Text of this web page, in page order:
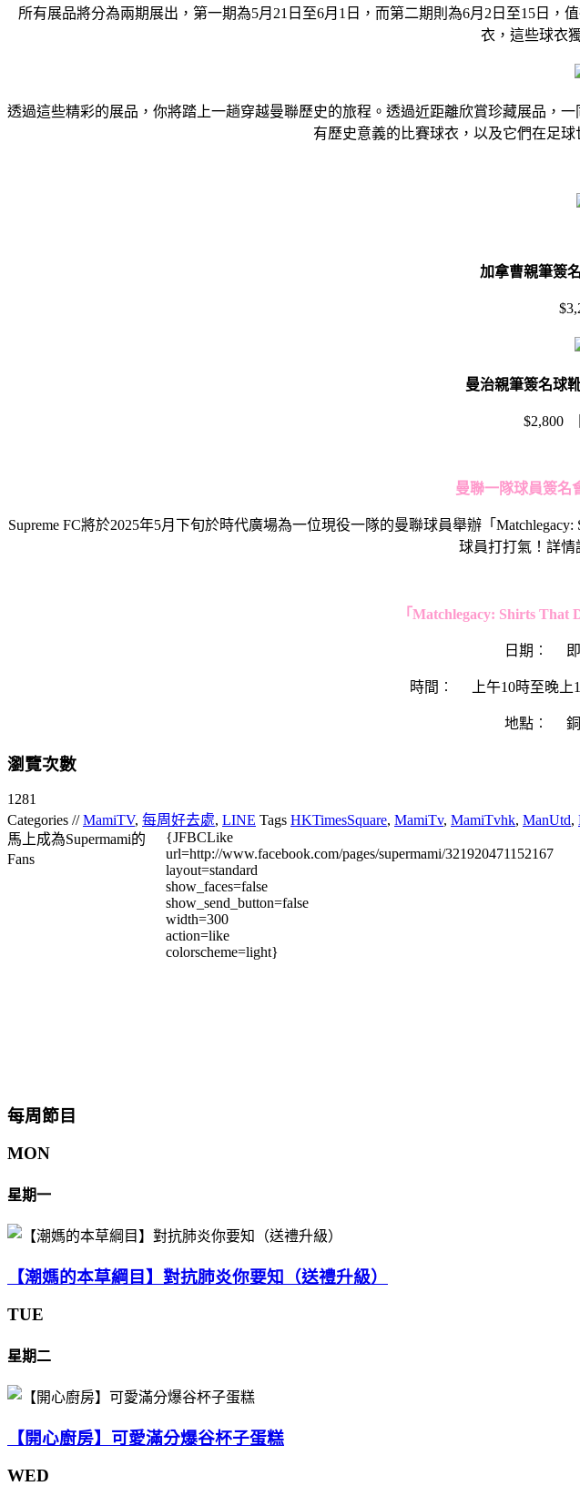
所有展品將分為兩期展出，第一期為5月21日至6月1日，而第二期則為6月2日至15日
衣，這些球衣
透過這些精彩的展品，你將踏上一趟穿越曼聯歷史的旅程。透過近距離欣賞珍藏展品，
有歷史意義的比賽球衣，以及它們在足
加拿曹親筆簽
曼治親筆簽名球
$2,800
曼聯一隊球員簽名
Supreme FC將於2025年5月下旬於時代廣場為一位現役一隊的曼聯球員舉辦「
球員打打氣！詳情
「Matchlegacy: Shirts That
日期︰ 即
時間︰ 上午10時至晚上
地點︰ 銅
瀏覽次數
1281
Categories //MamiTV, 每周好去處, LINE Tags HKTimesSquare, MamiTv, MamiTvhk, ManUtd,
馬上成為Supermami的
Fans
{JFBCLike
url=http://www.facebook.com/pages/supermami/321920471152167
layout=standard
show_faces=false
show_send_button=false
width=300
action=like
colorscheme=light}
每周節目
MON
星期一
【潮媽的本草綱目】對抗肺炎你要知（送禮升級）
TUE
星期二
【開心廚房】可愛滿分爆谷杯子蛋糕
WED